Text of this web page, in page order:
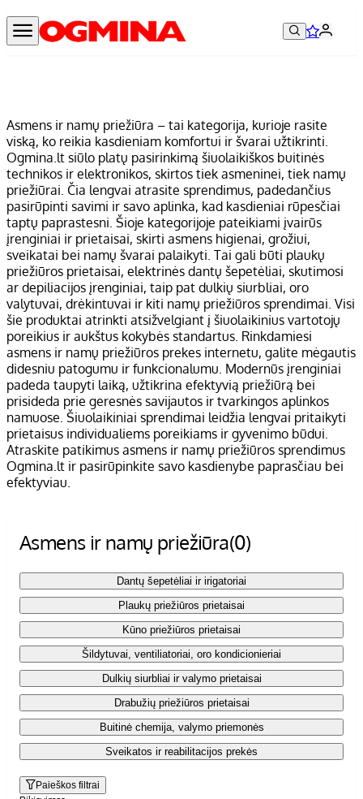
Asmens ir namų priežiūra – tai kategorija, kurioje rasite
viską, ko reikia kasdieniam komfortui ir švarai užtikrinti.
Ogmina.lt siūlo platų pasirinkimą šiuolaikiškos buitinės
technikos ir elektronikos, skirtos tiek asmeninei, tiek namų
priežiūrai. Čia lengvai atrasite sprendimus, padedančius
pasirūpinti savimi ir savo aplinka, kad kasdieniai rūpesčiai
taptų paprastesni. Šioje kategorijoje pateikiami įvairūs
įrenginiai ir prietaisai, skirti asmens higienai, grožiui,
sveikatai bei namų švarai palaikyti. Tai gali būti plaukų
priežiūros prietaisai, elektrinės dantų šepetėliai, skutimosi
ar depiliacijos įrenginiai, taip pat dulkių siurbliai, oro
valytuvai, drėkintuvai ir kiti namų priežiūros sprendimai. Visi
šie produktai atrinkti atsižvelgiant į šiuolaikinius vartotojų
poreikius ir aukštus kokybės standartus. Rinkdamiesi
asmens ir namų priežiūros prekes internetu, galite mėgautis
didesniu patogumu ir funkcionalumu. Modernūs įrenginiai
padeda taupyti laiką, užtikrina efektyvią priežiūrą bei
prisideda prie geresnės savijautos ir tvarkingos aplinkos
namuose. Šiuolaikiniai sprendimai leidžia lengvai pritaikyti
prietaisus individualiems poreikiams ir gyvenimo būdui.
Atraskite patikimus asmens ir namų priežiūros sprendimus
Ogmina.lt ir pasirūpinkite savo kasdienybe paprasčiau bei
efektyviau.
Asmens ir namų priežiūra(0)
Dantų šepetėliai ir irigatoriai
Plaukų priežiūros prietaisai
Kūno priežiūros prietaisai
Šildytuvai, ventiliatoriai, oro kondicionieriai
Dulkių siurbliai ir valymo prietaisai
Drabužių priežiūros prietaisai
Buitinė chemija, valymo priemonės
Sveikatos ir reabilitacijos prekės
Paieškos filtrai